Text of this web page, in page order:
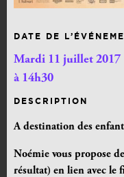
DATE DE
Mardi 11 juillet 2017
à 14h30
DESCRIPTION
A destination des
Noémie vous propose
résultat) en lien avec le